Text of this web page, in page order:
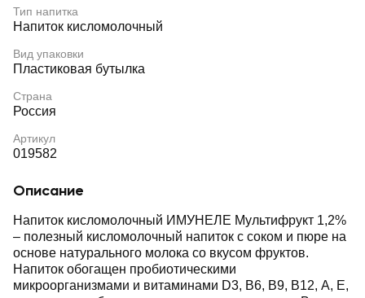
Тип напитка
Напиток кисломолочный
Вид упаковки
Пластиковая бутылка
Страна
Россия
Артикул
019582
Описание
Напиток кисломолочный ИМУНЕЛЕ Мультифрукт 1,2%
‒ полезный кисломолочный напиток с соком и пюре на
основе натурального молока со вкусом фруктов.
Напиток обогащен пробиотическими
микроорганизмами и витаминами D3, B6, B9, B12, A, E,